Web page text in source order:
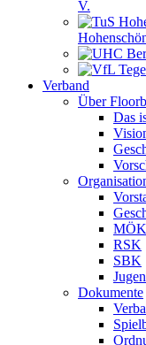
V.
Verband
Über
Das
MÖK
RSK
SBK
Dokumente